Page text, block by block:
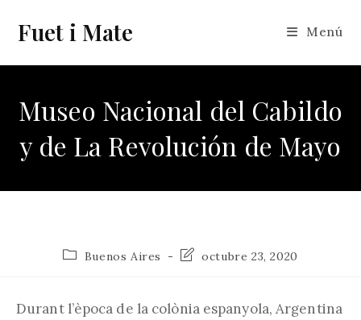
contingut
Fuet i Mate Menú
Museo Nacional del Cabildo
y de La Revolución de Mayo
Categoria
Buenos Aires
Últimaoctubre 23, 2020
Durant l’època de la colònia espanyola, Argentina